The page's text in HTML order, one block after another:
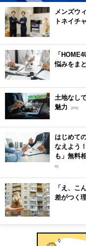
メンズウ
トネイチ
「
悩みをま
土地なし
魅力
[PR]
はじめて
なえよう
も」無料
R]
「え、こ
差がつく